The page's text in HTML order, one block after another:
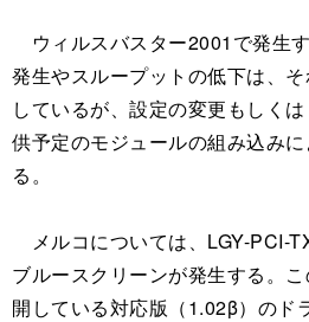
ウィルスバスター2001で発生
発生やスループットの低下は、
しているが、設定の変更もしく
供予定のモジュールの組み込み
る。
メルコについては、LGY-PCI-
ブルースクリーンが発生する。
開している対応版（1.02β）のド